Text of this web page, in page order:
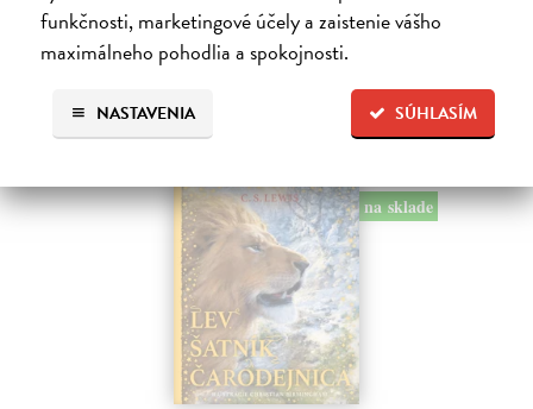
funkčnosti, marketingové účely a zaistenie vášho
maximálneho pohodlia a spokojnosti.
SÚHLASÍM
NASTAVENIA
14,20 €
14,95 € ?
na sklade